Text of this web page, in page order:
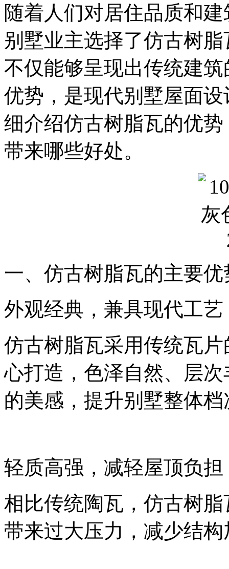
随着人们对居住品质和
别墅业主选择了仿古树
不仅能够呈现出传统建
优势，是现代别墅屋面
细介绍仿古树脂瓦的优
带来哪些好处。
一、仿古树脂瓦的主要优
外观经典，兼具现代工艺
仿古树脂瓦采用传统瓦
心打造，色泽自然、层
的美感，提升别墅整体
轻质高强，减轻屋顶负担
相比传统陶瓦，仿古树
带来过大压力，减少结